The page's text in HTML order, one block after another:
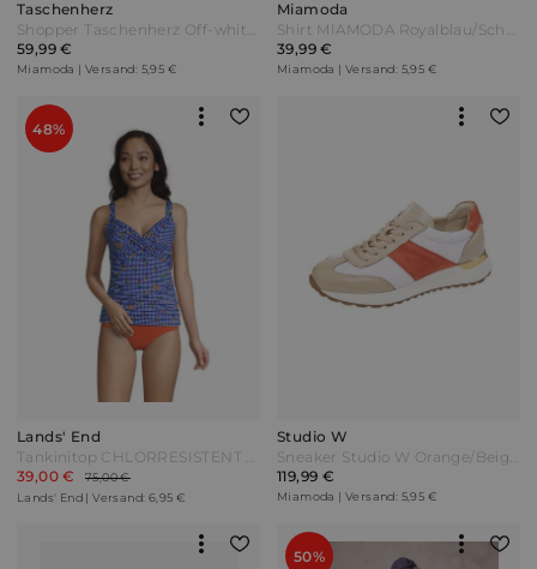
Taschenherz
Shopper Taschenherz Off-white/Multicolor Bunt
59,99 €
Miamoda | Versand: 5,95 €
Miamoda
Shirt MIAMODA Royalblau/Schwarz
39,99 €
Miamoda | Versand: 5,95 €
48%
Lands' End
Tankinitop CHLORRESISTENT mit V-Ausschnitt Gemustert Damen Blau Lycra by Lands' End
39,00 €
75,00 €
Lands' End | Versand: 6,95 €
Studio W
Sneaker Studio W Orange/Beige/Weiß
119,99 €
Miamoda | Versand: 5,95 €
50%